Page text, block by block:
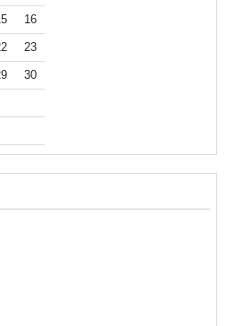
16
23
30